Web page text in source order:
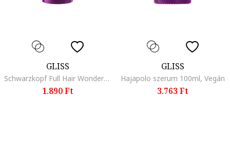
GLISS
Schwarzkopf Full Hair Wonder sampon, törékeny és gyenge hajra, koffeinnel és peptidekkel, vegán formula, 250 ml
1.890 Ft
GLISS
Hajapolo szerum 100ml, Vegán
3.763 Ft